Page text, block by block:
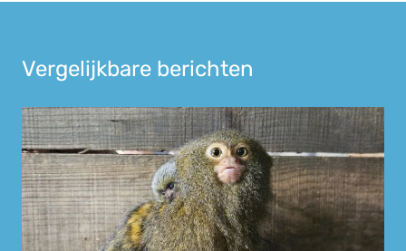
Vergelijkbare berichten